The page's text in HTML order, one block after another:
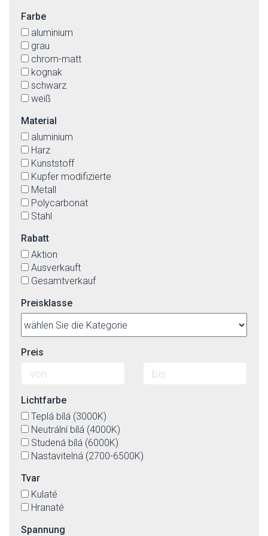
Farbe
aluminium
grau
chrom-matt
kognak
schwarz
weiß
Material
aluminium
Harz
Kunststoff
Kupfer modifizierte
Metall
Polycarbonat
Stahl
Rabatt
Aktion
Ausverkauft
Gesamtverkauf
Preisklasse
Preis
Lichtfarbe
Teplá bílá (3000K)
Neutrální bílá (4000K)
Studená bílá (6000K)
Nastavitelná (2700-6500K)
Tvar
Kulaté
Hranaté
Spannung